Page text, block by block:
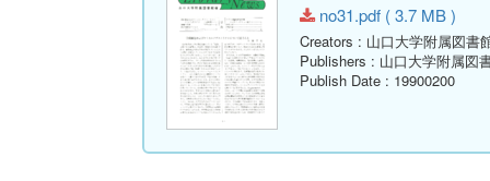
no31.pdf ( 3.7 MB )
Creators : 山口大学附属図書
Publishers : 山口大学附属図
Publish Date : 19900200